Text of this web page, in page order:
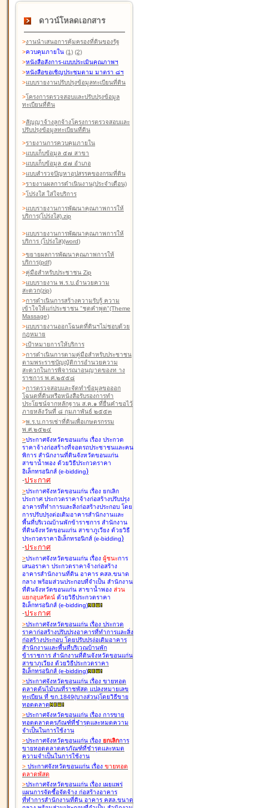
ดาวน์โหลดเอกสาร
>งานนำเสนอการคุ้มครองที่ดินของรัฐ
>ควบคุมภายใน (1) (2)
>หนังสือสังการ-แบบประเมินคุณภาพฯ
>หนังสือขอเชิญประชุมตาม มาตรา ๘ฯ
>แบบรายงานปรับปรุงข้อมูลทะเบียนที่ดิน
>โครงการตรวจสอบและปรับปรุงข้อมูล
ทะเบียนที่ดิน
>สัญญาจ้างลูกจ้างโครงการตรวจสอบและ
ปรับปรุงข้อมูลทะเบียนที่ดิน
>รายงานการควบคุมภายใน
>แบบเก็บข้อมูล ๕๗ สาขา
>แบบเก็บข้อมูล ๕๗ อำเภอ
>แบบสำรวจปัญหาอุปสรรคของกรมที่ดิน
>รายงานผลการดำเนินงาน(ประจำเดือน)
>โปร่งใส ใส่ใจบริการ
>แบบรายงานการพัฒนาคุณภาพการให้
บริการ(โปร่งใส).zip
>แบบรายงานการพัฒนาคุณภาพการให้
บริการ (โปร่งใส)(word)
>ขยายผลการพัฒนาคุณภาพการให้
บริการ(pdf)
>คู่มือสำหรับประชาชน Zip
>แบบรายงาน พ.ร.บ.อำนวยความ
สะดวก(zip)
>การดำเนินการสร้างความรับรู้ ความ
เข้าใจให้แก่ประชาชน "ชุดคำพูด"(Theme
Massage)
>แบบรายงานออกโฉนดที่ดินฯไม่ชอบด้วย
กฎหมาย
>เป้าหมายการให้บริการ
>การดำเนินการตามคู่มือสำหรับประชาชน
ตามพระราชบัญญัติการอำนวยความ
สะดวกในการพิจารณาอนุญาตของท าง
ราชการ พ.ศ.๒๕๕๘
>การตรวจสอบและจัดทำข้อมูลขอออก
โฉนดที่ดินหรือหนังสือรับรองการทำ
ประโยชน์จากหลักฐาน ส.ค.๑ ที่ยื่นคำขอไว้
ภายหลังวันที่ ๘ กุมภาพันธ์ ๒๕๕๓
>พ.ร.บ.การเช่าที่ดินเพื่อเกษตรกรรม
พ.ศ.๒๕๒๔
>ประกาศจังหวัดขอนแก่น เรื่อง ประกวด
ราคาจ้างก่อสร้างที่จอดรถประชาชนและคน
พิการ สำนักงานที่ดินจังหวัดขอนแก่น
สาขาน้ำพอง ด้วยวิธีประกวดราคา
อิเล็กทรอนิกส์ (e-bidding)
-ประกาศ
>ประกาศจังหวัดขอนแก่น เรื่อง ยกเลิก
ประกาศ ประกวดราคาจ้างก่อสร้างปรับปรุง
อาคารที่ทำการและสิ่งก่อสร้างประกอบ โดย
การปรับปรุงต่อเติมอาคารสำนักงานและ
พื้นที่บริเวณบ้านพักข้าราชการ สำนักงาน
ที่ดินจังหวัดขอนแก่น สาขาภูเวียง ด้วยวิธี
ประกวดราคาอิเล็กทรอนิกส์ (e-bidding)
-ประกาศ
>ประกาศจังหวัดขอนแก่น เรื่อง ผู้ชนะการ
เสนอราคา ประกวดราคาจ้างก่อสร้าง
อาคารสำนักงานที่ดิน อาคาร คสล.ขนาด
กลาง พร้อมส่วนประกอบที่จำเป็น สำนักงาน
ที่ดินจังหวัดขอนแก่น สาขาน้ำพอง ส่วน
แยกอุบลรัตน์ ด้วยวิธีประกวดราคา
อิเล็กทรอนิกส์ (e-bidding)
-ประกาศ
>ประกาศจังหวัดขอนแก่น เรื่อง ประกวด
ราคาก่อสร้างปรับปรุงอาคารที่ทำการและสิ่ง
ก่อสร้างประกอบ โดยปรับปรุง่อเติมอาคาร
สำนักงานและพื้นที่บริเวณบ้านพัก
ข้าราชการ สำนักงานที่ดินจังหวัดขอนแก่น
สาขาภูเวียง ด้วยวิธีประกวดราคา
อิเล็กทรอนิกส์ (e-bidding)
>ประกาศจังหวัดขอนแก่น เรื่อง ขายทอด
ตลาดต้นไม้บนที่ราชพัสดุ แปลงหมายเลข
ทะเบียน ที่ ขก.1849(บางส่วน)โดยวิธีขาย
ทอดตลาด
>ประกาศจังหวัดขอนแก่น เรื่อง การขาย
ทอดตลาดครุภัณฑ์ที่ชำรุดและหมดความ
จำเป็นในการใช้งาน
>ประกาศจังหวัดขอนแก่น เรื่อง ยกเลิกการ
ขายทอดตลาดครุภัณฑ์ที่ชำรุดและหมด
ความจำเป็นในการใช้งาน
> ประกาศจังหวัดขอนแก่น เรื่อง ขายทอด
ตลาดพัสดุ
>ประกาศจังหวัดขอนแก่น เรื่อง เผยแพร่
แผนการจัดซื้อจัดจ้าง ก่อสร้างอาคาร
ที่ทำการสำนักงานที่ดิน อาคาร คสล.ขนาด